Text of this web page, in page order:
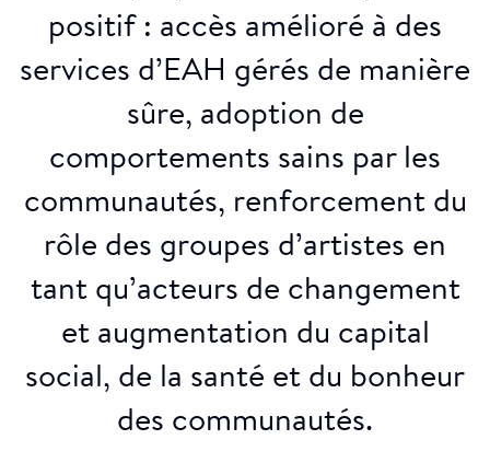
positif : accès amélioré à des
services d’EAH gérés de manière
sûre, adoption de
comportements sains par les
communautés, renforcement du
rôle des groupes d’artistes en
tant qu’acteurs de changement
et augmentation du capital
social, de la santé et du bonheur
des communautés.